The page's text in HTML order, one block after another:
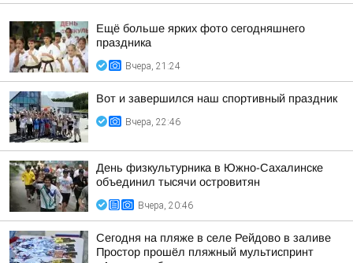
Ещё больше ярких фото сегодняшнего
праздника
Вчера, 21:24
Вот и завершился наш спортивный праздник
Вчера, 22:46
День физкультурника в Южно-Сахалинске
объединил тысячи островитян
Вчера, 20:46
Сегодня на пляже в селе Рейдово в заливе
Простор прошёл пляжный мультиспринт